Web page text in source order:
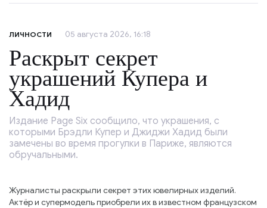
ЛИЧНОСТИ 05 августа 2026, 16:18
Раскрыт секрет
украшений Купера и
Хадид
Издание Page Six сообщило, что украшения, с
которыми Брэдли Купер и Джиджи Хадид были
замечены во время прогулки в Париже, являются
обручальными.
Журналисты раскрыли секрет этих ювелирных изделий.
Актёр и супермодель приобрели их в известном французском